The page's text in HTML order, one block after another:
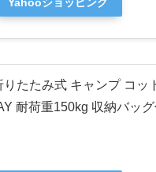
Yahooショッピング
たたみ式 キャンプ コッ
耐荷重150kg 収納バッ